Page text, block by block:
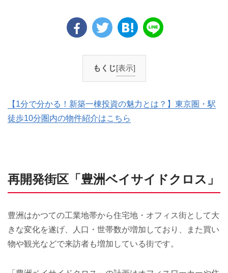
もくじ[表示]
【1分で分かる！新築一棟投資の魅力とは？】東京圏・駅
徒歩10分圏内の物件紹介はこちら
再開発街区「豊洲ベイサイドクロス」
豊洲はかつての工業地帯から住宅地・オフィス街として大
きな変化を遂げ、人口・世帯数が増加しており、また買い
物や観光などで来訪者も増加している街です。